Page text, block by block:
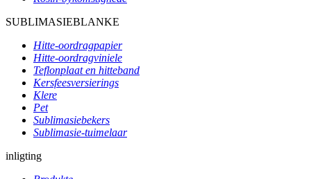
SUBLIMASIEBLANKE
Hitte-oordragpapier
Hitte-oordragviniele
Teflonplaat en hitteband
Kersfeesversierings
Klere
Pet
Sublimasiebekers
Sublimasie-tuimelaar
inligting